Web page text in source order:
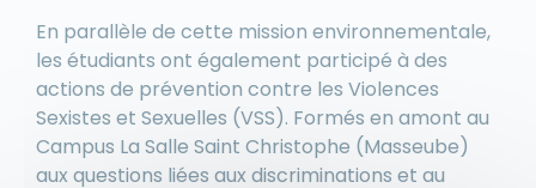
En parallèle de cette mission environnementale,
les étudiants ont également participé à des
actions de prévention contre les Violences
Sexistes et Sexuelles (VSS). Formés en amont au
Campus La Salle Saint Christophe (Masseube)
aux questions liées aux discriminations et au